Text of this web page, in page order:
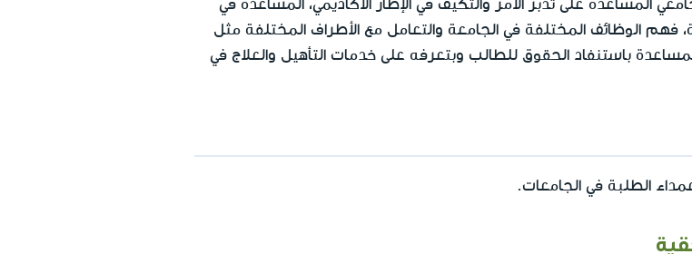
المساعدة على تدبر الأمر والتكيف في الإطار الأكاديمي، المساعدة في
الوظائف المختلفة في الجامعة والتعامل مع الأطراف المختلفة مثل
باستنفاد الحقوق للطالب وبتعرفه على خدمات التأهيل والعلاج في
الطلبة في الجامعات.